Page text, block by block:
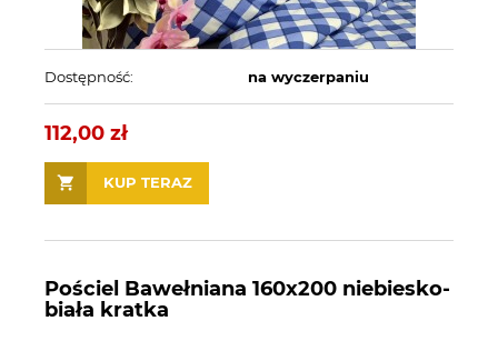
Dostępność: na wyczerpaniu
112,00 zł
KUP TERAZ
Pościel Bawełniana 160x200 niebiesko-
biała kratka